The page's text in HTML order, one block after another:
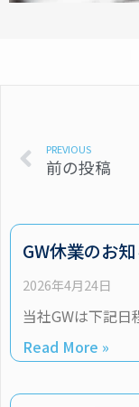
PREVIOUS
前の投稿
GW休業のお
2026年4月24日
当社GWは下記
Read More »